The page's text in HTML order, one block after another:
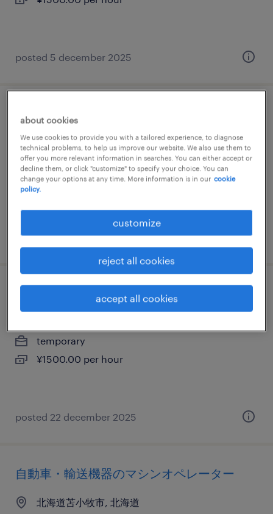
posted 5 december 2025
自動車・輸送機器の組立・部品加工
北海道苫小牧市, 北海道
temporary
¥1400.00 per hour
posted 7 january 2026
金属・非金属のマシンオペレーター
temporary
¥1500.00 per hour
posted 22 december 2025
自動車・輸送機器のマシンオペレーター
北海道苫小牧市, 北海道
about cookies
We use cookies to provide you with a tailored experience, to diagnose
technical problems, to help us improve our website. We also use them to
offer you more relevant information in searches. You can either accept or
decline them, or click "customize" to specify your choice. You can
change your options at any time. More information is in our cookie
policy.
customize
reject all cookies
accept all cookies